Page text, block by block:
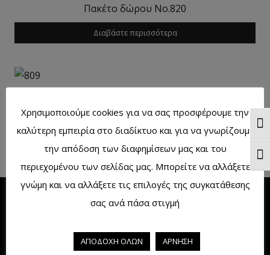
Πακέτο δώρου Νο.820
Διαβάστε περισσότερα
Διαβάστε περισσότερα
ΓΙΑΝΝΟΥΔΙ – ΡΕΘΥΜΝΟ
Χρησιμοποιούμε cookies για να σας προσφέρουμε την
καλύτερη εμπειρία στο διαδίκτυο και για να γνωρίζουμε
την απόδοση των διαφημίσεων μας και του
περιεχομένου των σελίδας μας. Μπορείτε να αλλάξετε
γνώμη και να αλλάξετε τις επιλογές της συγκατάθεσης
σας ανά πάσα στιγμή
ΑΠΟΔΟΧΗ ΟΛΩΝ ΑΡΝΗΣΗ